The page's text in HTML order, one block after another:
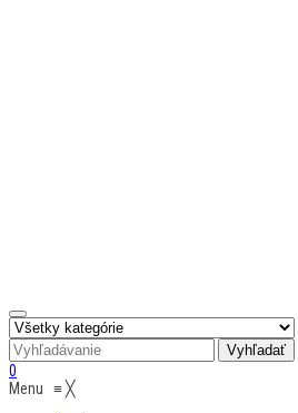
0
Menu ≡╳